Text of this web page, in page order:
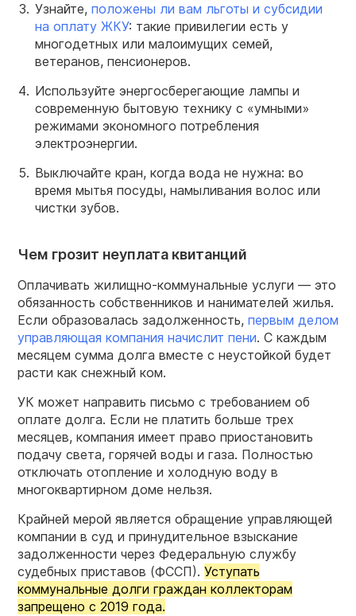
Узнайте, положены ли вам льготы и субсидии
на оплату ЖКУ: такие привилегии есть у
многодетных или малоимущих семей,
ветеранов, пенсионеров.
Используйте энергосберегающие лампы и
современную бытовую технику с «умными»
режимами экономного потребления
электроэнергии.
Выключайте кран, когда вода не нужна: во
время мытья посуды, намыливания волос или
чистки зубов.
Чем грозит неуплата квитанций
Оплачивать жилищно-коммунальные услуги — это
обязанность собственников и нанимателей жилья.
Если образовалась задолженность, первым делом
управляющая компания начислит пени. С каждым
месяцем сумма долга вместе с неустойкой будет
расти как снежный ком.
УК может направить письмо с требованием об
оплате долга. Если не платить больше трех
месяцев, компания имеет право приостановить
подачу света, горячей воды и газа. Полностью
отключать отопление и холодную воду в
многоквартирном доме нельзя.
Крайней мерой является обращение управляющей
компании в суд и принудительное взыскание
задолженности через Федеральную службу
судебных приставов (ФССП). Уступать
коммунальные долги граждан коллекторам
запрещено с 2019 года.